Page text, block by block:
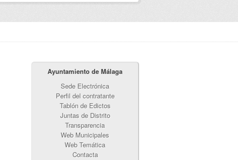
Ayuntamiento de Málaga
Sede Electrónica
Perfil del contratante
Tablón de Edictos
Juntas de Distrito
Transparencia
Web Municipales
Web Temática
Contacta